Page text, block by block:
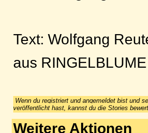
Text: Wolfgang
aus
Wenn du registriert und angemeldet bist und
veröffentlicht hast, kannst du die Stories
Weitere Aktionen